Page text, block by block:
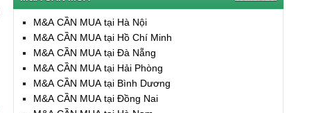
M&A CẦN MUA tại Hà Nội
M&A CẦN MUA tại Hồ Chí Minh
M&A CẦN MUA tại Đà Nẵng
M&A CẦN MUA tại Hải Phòng
M&A CẦN MUA tại Bình Dương
M&A CẦN MUA tại Đồng Nai